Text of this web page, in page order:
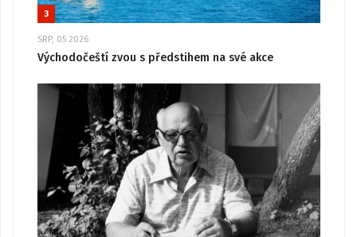
3
SRP, 05 2026
Východočeští zvou s předstihem na své akce